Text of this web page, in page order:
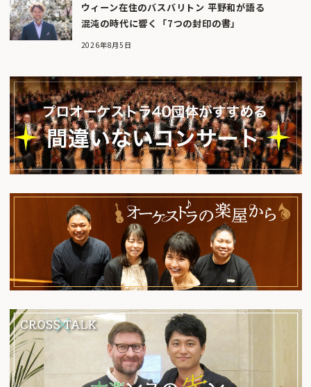
ウィーン在住のバスバリトン 平野和が語る
混沌の時代に響く「7つの封印の書」
2026年8月5日